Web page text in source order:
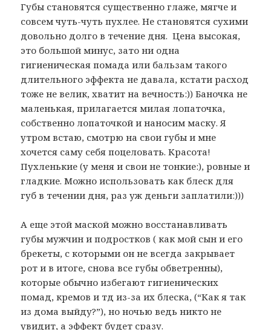
Губы становятся существенно глаже, мягче и
совсем чуть-чуть пухлее. Не становятся сухими
довольно долго в течение дня. Цена высокая,
это большой минус, зато ни одна
гигиеническая помада или бальзам такого
длительного эффекта не давала, кстати расход
тоже не велик, хватит на вечность:)) Баночка не
маленькая, прилагается милая лопаточка,
собственно лопаточкой и наносим маску. Я
утром встаю, смотрю на свои губы и мне
хочется саму себя поцеловать. Красота!
Пухленькие (у меня и свои не тонкие:), ровные и
гладкие. Можно использовать как блеск для
губ в течении дня, раз уж деньги заплатили:)))
А еще этой маской можно восстанавливать
губы мужчин и подростков ( как мой сын и его
брекеты, с которыми он не всегда закрывает
рот и в итоге, снова все губы обветренны),
которые обычно избегают гигиенических
помад, кремов и тд из-за их блеска, (“Как я так
из дома выйду?”), но ночью ведь никто не
увидит, а эффект будет сразу.